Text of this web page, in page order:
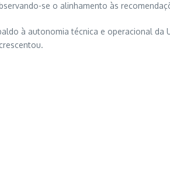
se o alinhamento às
à autonomia técnica e operacional da